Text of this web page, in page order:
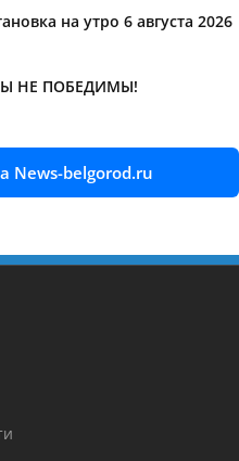
на утро 6 августа 2026
НЕ ПОБЕДИМЫ!
News-belgorod.ru